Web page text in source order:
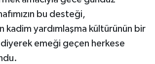
bu desteği,
kadim yardımlaşma kültürünün bir
diyerek emeği geçen herkese